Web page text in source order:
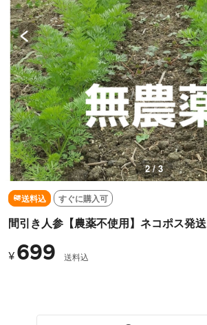
2 / 3
送料込 すぐに購入可
間引き人参【農薬不使用】ネコポス発送
¥ 699 送料込